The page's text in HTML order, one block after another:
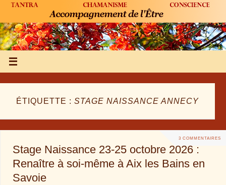
ÉTIQUETTE : STAGE NAISSANCE ANNECY
3 COMMENTAIRES
Stage Naissance 23-25 octobre 2026 :
Renaître à soi-même à Aix les Bains en
Savoie